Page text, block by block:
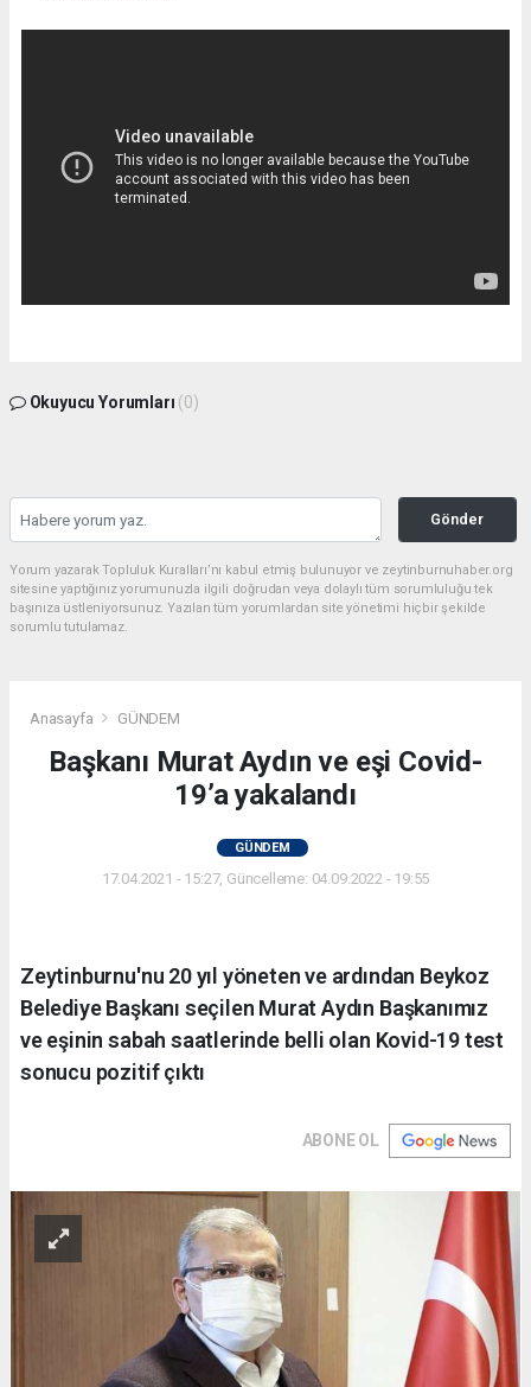
Okuyucu Yorumları (0)
Gönder
Yorum yazarak Topluluk Kuralları’nı kabul etmiş bulunuyor ve zeytinburnuhaber.org
sitesine yaptığınız yorumunuzla ilgili doğrudan veya dolaylı tüm sorumluluğu tek
başınıza üstleniyorsunuz. Yazılan tüm yorumlardan site yönetimi hiçbir şekilde
sorumlu tutulamaz.
Anasayfa GÜNDEM
Başkanı Murat Aydın ve eşi Covid-
19’a yakalandı
GÜNDEM
17.04.2021 - 15:27, Güncelleme: 04.09.2022 - 19:55
Zeytinburnu'nu 20 yıl yöneten ve ardından Beykoz
Belediye Başkanı seçilen Murat Aydın Başkanımız
ve eşinin sabah saatlerinde belli olan Kovid-19 test
sonucu pozitif çıktı
ABONE OL